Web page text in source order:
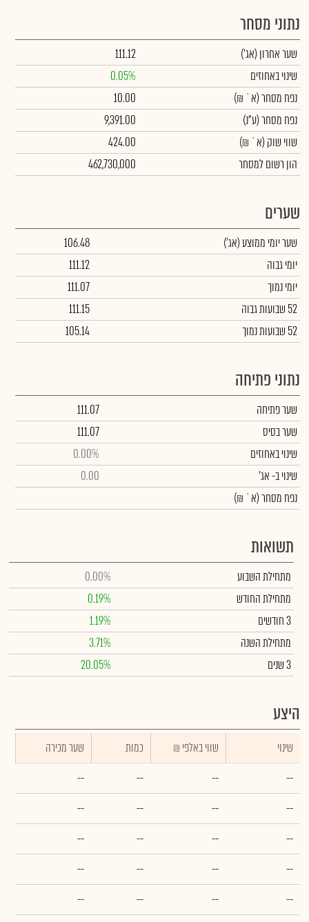
נתוני מסחר
שער אחרון (אג')
111.12
שינוי באחוזים
0.05%
נפח מסחר(א` ₪)
10.00
נפח מסחר(ע"נ)
9,391.00
שווי שוק (א` ₪)
424.00
הון רשום למסחר
462,730,000
שערים
שער יומי ממוצע(אג')
106.48
יומי גבוה
111.12
יומי נמוך
111.07
52 שבועות גבוה
111.15
52 שבועות נמוך
105.14
נתוני פתיחה
שער פתיחה
111.07
שער בסיס
111.07
שינוי באחוזים
0.00%
שינויב- אג'
0.00
נפח מסחר(א` ₪)
תשואות
מתחילת השבוע
0.00%
מתחילת החודש
0.19%
3 חודשים
1.19%
מתחילת השנה
3.71%
3 שנים
20.05%
היצע
שינוי ₪ שווי באלפי כמות
שער מכירה
--
--
--
--
--
--
--
--
--
--
--
--
--
--
--
--
--
--
--
--